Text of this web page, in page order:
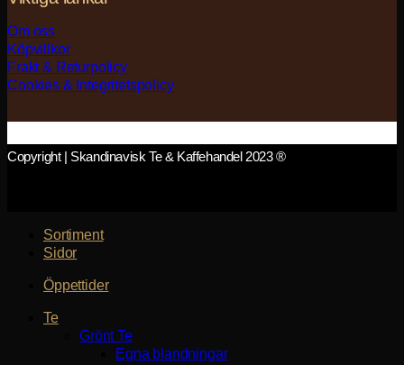
Om oss
Köpvillkor
Frakt & Returpolicy
Cookies & Integritetspolicy
Copyright | Skandinavisk Te & Kaffehandel 2023 ®
Sortiment
Sidor
Öppettider
Te
Grönt Te
Egna blandningar